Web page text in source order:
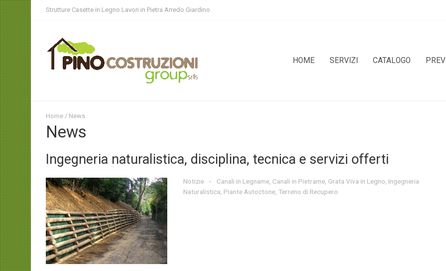
Strutture Casette in Legno Lavori in Pietra Arredo Giardino
HOME SERVIZI CATALOGO
Home / News
News
Ingegneria naturalistica, disciplina, tecnica e servizi offerti
Notizie Canali in Legname, Canali in Pietrame, Grata Viva in Legno Ingegneria
Naturalistica Piante Autoctone ,Terreno di Recupero